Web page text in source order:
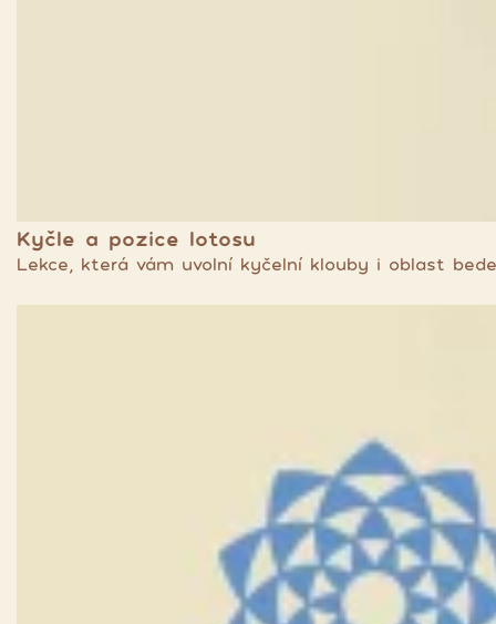
Kyčle a pozice lotosu
Lekce, která vám uvolní kyčelní klouby i oblast